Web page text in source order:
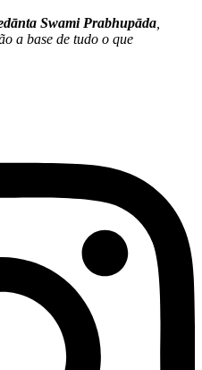
Swami Prabhupāda,
a base de tudo o que